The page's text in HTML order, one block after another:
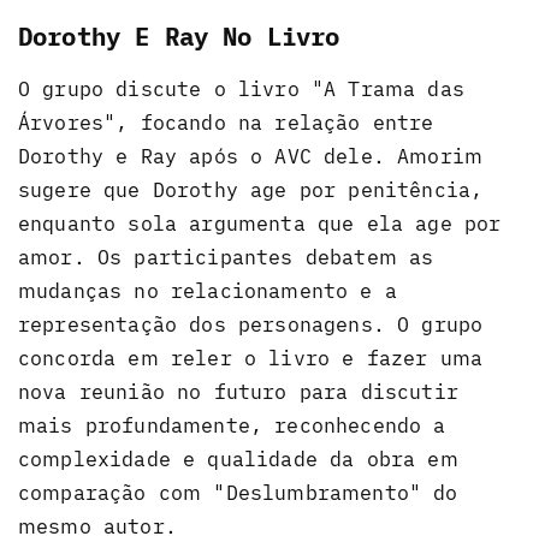
Dorothy E Ray No Livro
O grupo discute o livro "A Trama das
Árvores", focando na relação entre
Dorothy e Ray após o AVC dele. Amorim
sugere que Dorothy age por penitência,
enquanto sola argumenta que ela age por
amor. Os participantes debatem as
mudanças no relacionamento e a
representação dos personagens. O grupo
concorda em reler o livro e fazer uma
nova reunião no futuro para discutir
mais profundamente, reconhecendo a
complexidade e qualidade da obra em
comparação com "Deslumbramento" do
mesmo autor.